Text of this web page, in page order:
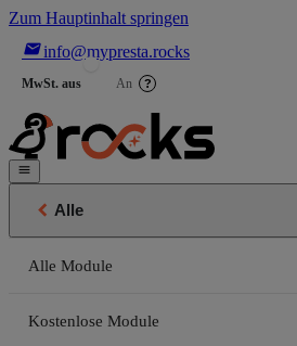
Zum Hauptinhalt springen
info@mypresta.rocks
MwSt. aus An ?

 Alle
Alle Module
Kostenlose Module